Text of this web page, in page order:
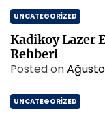
UNCATEGORIZED
Kadikoy Lazer
Rehberi
Posted on
UNCATEGORIZED